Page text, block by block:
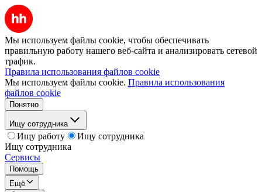
Мы используем файлы cookie, чтобы обеспечивать
правильную работу нашего веб-сайта и анализировать сетевой
трафик.
Правила использования файлов cookie
Мы используем файлы cookie. Правила использования
файлов cookie
Понятно
Ищу сотрудника
Ищу работу
Ищу сотрудника
Ищу сотрудника
Сервисы
Помощь
Ещё